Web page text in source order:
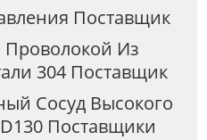
Поставщик
Проволокой Из
304 Поставщик
Сосуд Высокого
Поставщики